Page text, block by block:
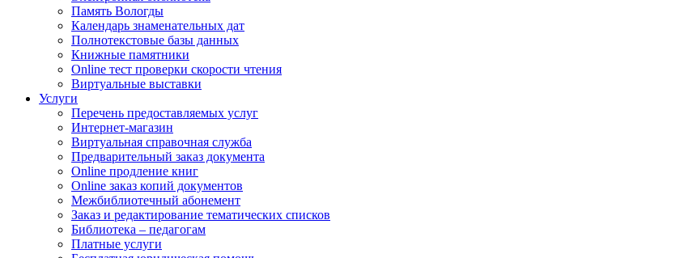
Память Вологды
Календарь знаменательных дат
Полнотекстовые базы данных
Книжные памятники
Online тест проверки скорости чтения
Виртуальные выставки
Услуги
Перечень предоставляемых услуг
Интернет-магазин
Виртуальная справочная служба
Предварительный заказ документа
Online продление книг
Online заказ копий документов
Межбиблиотечный абонемент
Заказ и редактирование тематических списков
Библиотека – педагогам
Платные услуги